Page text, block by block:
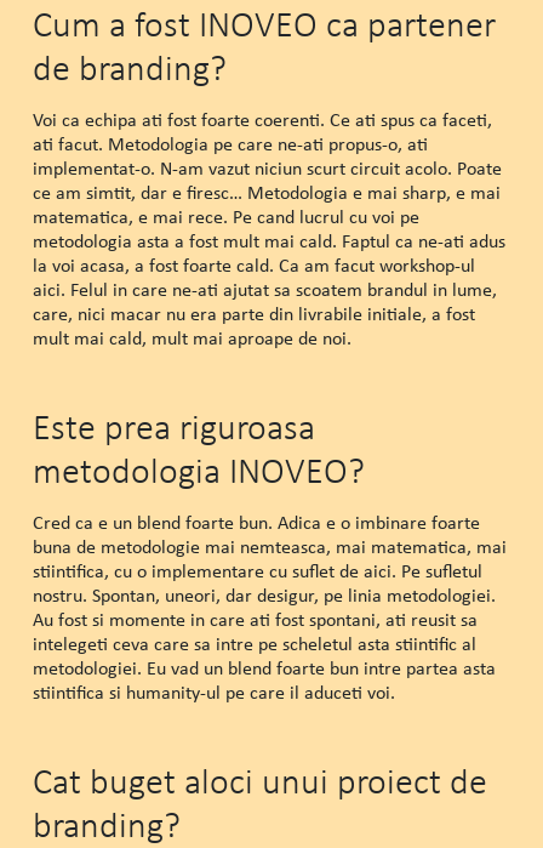
Cum a fost INOVEO ca partener
de branding?
Voi ca echipa ati fost foarte coerenti. Ce ati spus ca faceti,
ati facut. Metodologia pe care ne-ati propus-o, ati
implementat-o. N-am vazut niciun scurt circuit acolo. Poate
ce am simtit, dar e firesc… Metodologia e mai sharp, e mai
matematica, e mai rece. Pe cand lucrul cu voi pe
metodologia asta a fost mult mai cald. Faptul ca ne-ati adus
la voi acasa, a fost foarte cald. Ca am facut workshop-ul
aici. Felul in care ne-ati ajutat sa scoatem brandul in lume,
care, nici macar nu era parte din livrabile initiale, a fost
mult mai cald, mult mai aproape de noi.
Este prea riguroasa
metodologia INOVEO?
Cred ca e un blend foarte bun. Adica e o imbinare foarte
buna de metodologie mai nemteasca, mai matematica, mai
stiintifica, cu o implementare cu suflet de aici. Pe sufletul
nostru. Spontan, uneori, dar desigur, pe linia metodologiei.
Au fost si momente in care ati fost spontani, ati reusit sa
intelegeti ceva care sa intre pe scheletul asta stiintific al
metodologiei. Eu vad un blend foarte bun intre partea asta
stiintifica si humanity-ul pe care il aduceti voi.
Cat buget aloci unui proiect de
branding?